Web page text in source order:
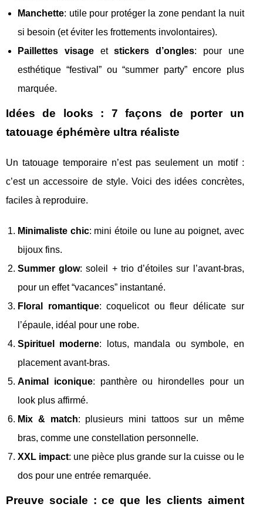
Manchette: utile pour protéger la zone pendant la nuit
si besoin (et éviter les frottements involontaires).
Paillettes visageetstickers d’ongles: pour une
esthétique “festival” ou “summer party” encore plus
marquée.
Idées de looks : 7 façons de porter un
tatouage éphémère ultra réaliste
Un tatouage temporaire n’est pas seulement un motif :
c’est un accessoire de style. Voici des idées concrètes,
faciles à reproduire.
Minimaliste chic: mini étoile ou lune au poignet, avec
bijoux fins.
Summer glow: soleil + trio d’étoiles sur l’avant-bras,
pour un effet “vacances” instantané.
Floral romantique: coquelicot ou fleur délicate sur
l’épaule, idéal pour une robe.
Spirituel moderne: lotus, mandala ou symbole, en
placement avant-bras.
Animal iconique: panthère ou hirondelles pour un
look plus affirmé.
Mix & match: plusieurs mini tattoos sur un même
bras, comme une constellation personnelle.
XXL impact: une pièce plus grande sur la cuisse ou le
dos pour une entrée remarquée.
Preuve sociale : ce que les clients aiment